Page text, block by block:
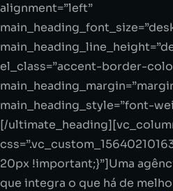
alignment=”left”
el_class=”accent-border-
main_heading_style=”font-
[/
20px !important;}”]Uma
que integra o que há de